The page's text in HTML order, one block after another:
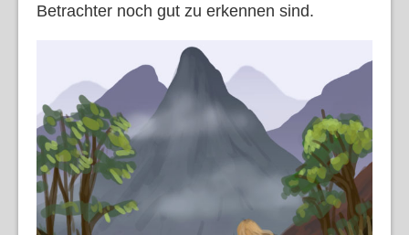
Betrachter noch gut zu erkennen sind.